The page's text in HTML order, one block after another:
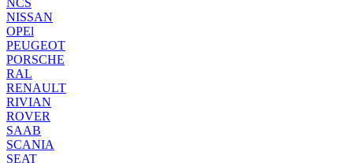
NISSAN
OPEl
PEUGEOT
PORSCHE
RAL
RENAULT
RIVIAN
ROVER
SAAB
SCANIA
SEAT